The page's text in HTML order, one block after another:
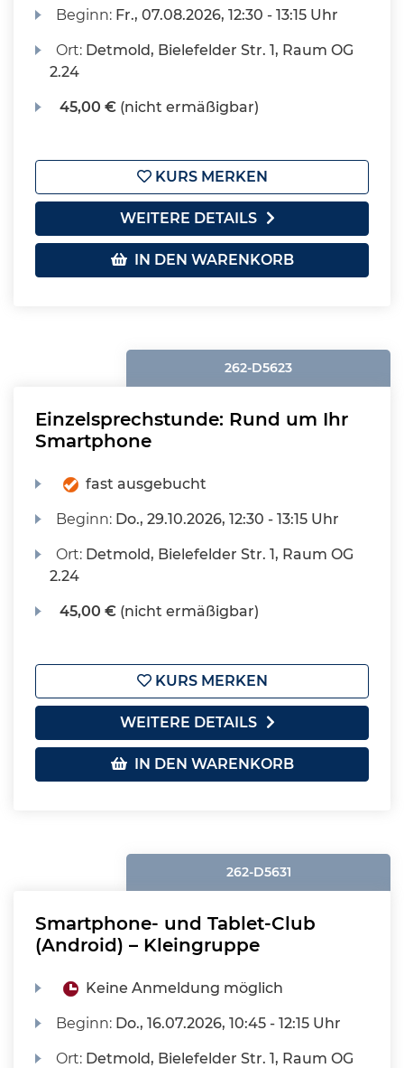
Beginn: Fr., 07.08.2026, 12:30 - 13:15 Uhr
Ort: Detmold, Bielefelder Str. 1, Raum OG
2.24
45,00 € (nicht ermäßigbar)
KURS MERKEN
WEITERE DETAILS
IN DEN WARENKORB
262-D5623
Einzelsprechstunde: Rund um Ihr
Smartphone
fast ausgebucht
Beginn: Do., 29.10.2026, 12:30 - 13:15 Uhr
Ort: Detmold, Bielefelder Str. 1, Raum OG
2.24
45,00 € (nicht ermäßigbar)
KURS MERKEN
WEITERE DETAILS
IN DEN WARENKORB
262-D5631
Smartphone- und Tablet-Club
(Android) – Kleingruppe
Keine Anmeldung möglich
Beginn: Do., 16.07.2026, 10:45 - 12:15 Uhr
Ort: Detmold, Bielefelder Str. 1, Raum OG